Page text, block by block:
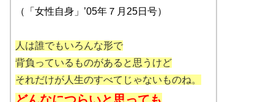
（ 「女性自身」’05年７月25日号）
人は誰でもいろんな形で
背負っているものがあると思うけど
それだけが人生のすべてじゃないものね。